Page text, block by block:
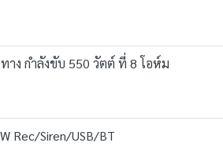
าง กำลังขับ 550 วัตต์ ที่ 8 โอห์ม
Rec/Siren/USB/BT